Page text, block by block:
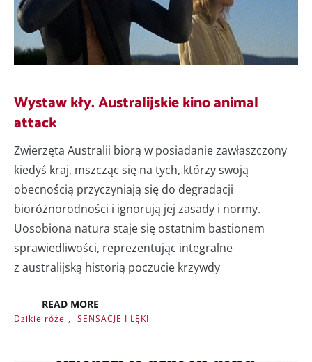
Wystaw kły. Australijskie kino animal
attack
Zwierzęta Australii biorą w posiadanie zawłaszczony
kiedyś kraj, mszcząc się na tych, którzy swoją
obecnością przyczyniają się do degradacji
bioróżnorodności i ignorują jej zasady i normy.
Uosobiona natura staje się ostatnim bastionem
sprawiedliwości, reprezentując integralne
z australijską historią poczucie krzywdy
READ MORE
Dzikie róże , SENSACJE I LĘKI